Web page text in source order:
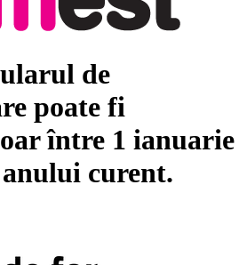
de
poate fi
între 1 ianuarie
curent.